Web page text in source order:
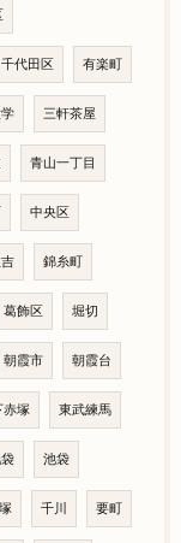
千代田区 有楽町
三軒茶屋
青山一丁目
中央区
錦糸町
葛飾区 堀切
朝霞市 朝霞台
赤塚 東武練馬
池袋
千川 要町